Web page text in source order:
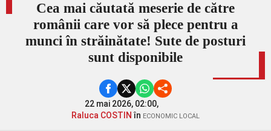
Cea mai căutată meserie de către
românii care vor să plece pentru a
munci în străinătate! Sute de posturi
sunt disponibile
22 mai 2026, 02:00,
Raluca COSTIN în ECONOMIC LOCAL